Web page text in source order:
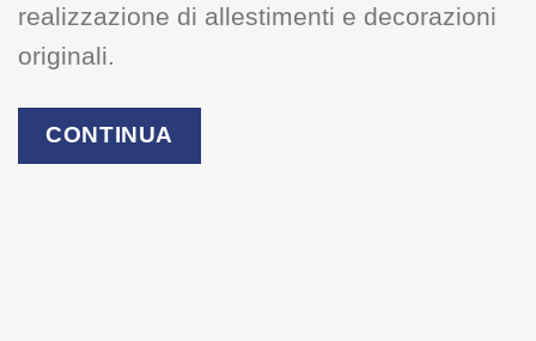
realizzazione di allestimenti e decorazioni
originali.
CONTINUA